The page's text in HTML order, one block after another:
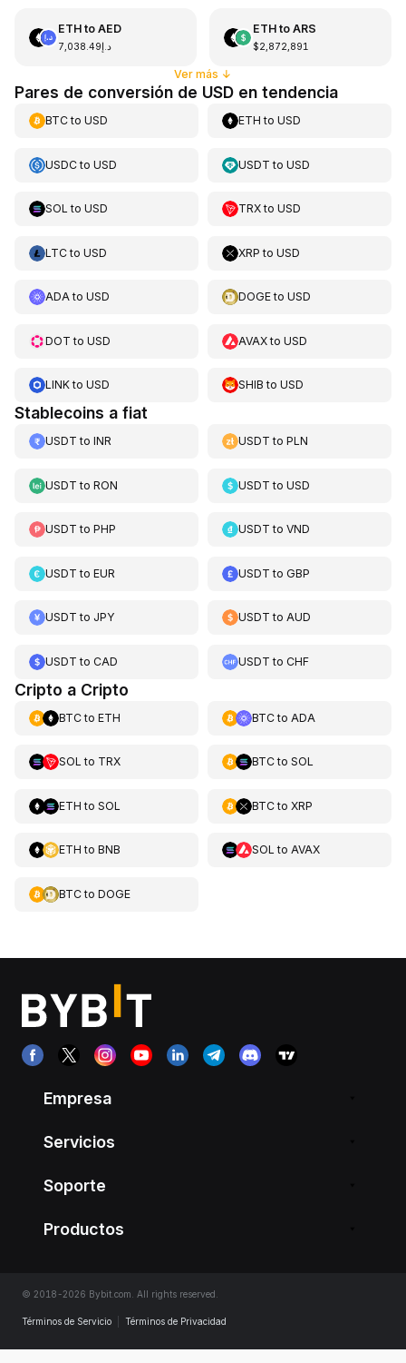
ETHto AED
د.إ7,038.49
ETHto ARS
$2,872,891
Ver más ↓
Pares de conversión de USD en tendencia
BTCto USD ETH toUSD
USDCto USD USDT toUSD
SOL to USD TRXtoUSD
LTCto USD XRP toUSD
ADAto USD DOGEtoUSD
DOT to USD AVAXtoUSD
LINKto USD SHIB toUSD
Stablecoins a fiat
USDT to INR USDT toPLN
USDT to RON USDT toUSD
USDT to PHP USDT toVND
USDT to EUR USDT toGBP
USDT to JPY USDT toAUD
USDT to CAD USDT toCHF
Cripto a Cripto
BTCto ETH BTCto ADA
SOL to TRX BTCto SOL
ETH to SOL BTCto XRP
ETH to BNB SOL to AVAX
BTCto DOGE
Empresa
Servicios
Soporte
Productos
© 2018-2026 Bybit.com. All rights reserved.
Términos de Servicio Términos de Privacidad